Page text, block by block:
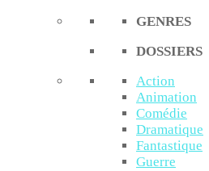
GENRES
DOSSIERS
Action
Animation
Comédie
Dramatique
Fantastique
Guerre